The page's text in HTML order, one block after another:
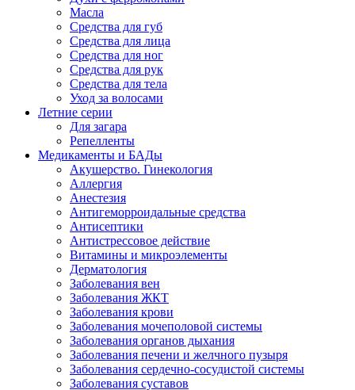
Масла
Средства для губ
Средства для лица
Средства для ног
Средства для рук
Средства для тела
Уход за волосами
Летние серии
Для загара
Репелленты
Медикаменты и БАДы
Акушерство. Гинекология
Аллергия
Анестезия
Антигеморроидальные средства
Антисептики
Антистрессовое действие
Витамины и микроэлементы
Дерматология
Заболевания вен
Заболевания ЖКТ
Заболевания крови
Заболевания мочеполовой системы
Заболевания органов дыхания
Заболевания печени и желчного пузыря
Заболевания сердечно-сосудистой системы
Заболевания суставов